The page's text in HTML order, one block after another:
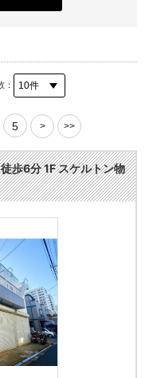
5 > >>
歩6分 1F スケルトン物